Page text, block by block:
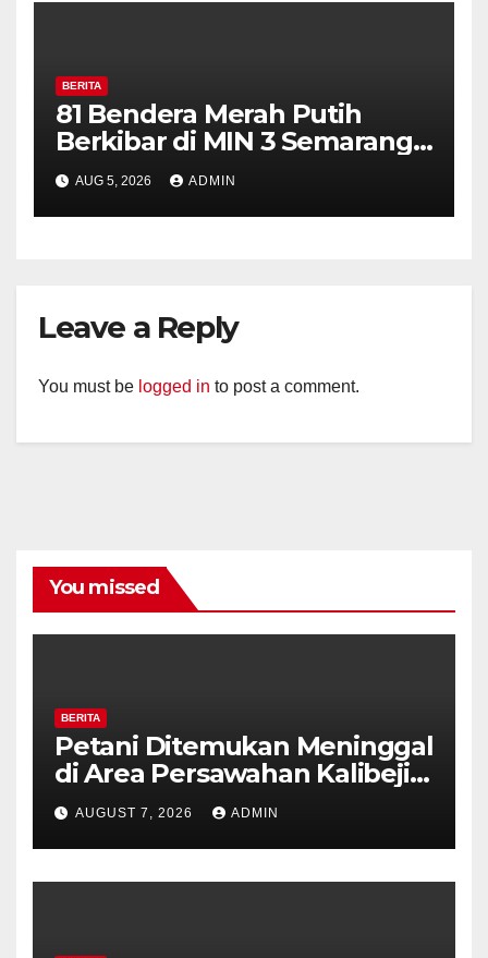
BERITA
81 Bendera Merah Putih
Berkibar di MIN 3 Semarang,
Bhabinkamtibmas Desa
Timpik Hadiri Peringatan
HUT ke-81 Kemerdekaan RI
AUG 5, 2026 ADMIN
Leave a Reply
You must be logged in to post a comment.
You missed
BERITA
Petani Ditemukan Meninggal
di Area Persawahan Kalibeji,
Polisi Pastikan Tidak Ada
Tanda Kekerasan
AUGUST 7, 2026 ADMIN